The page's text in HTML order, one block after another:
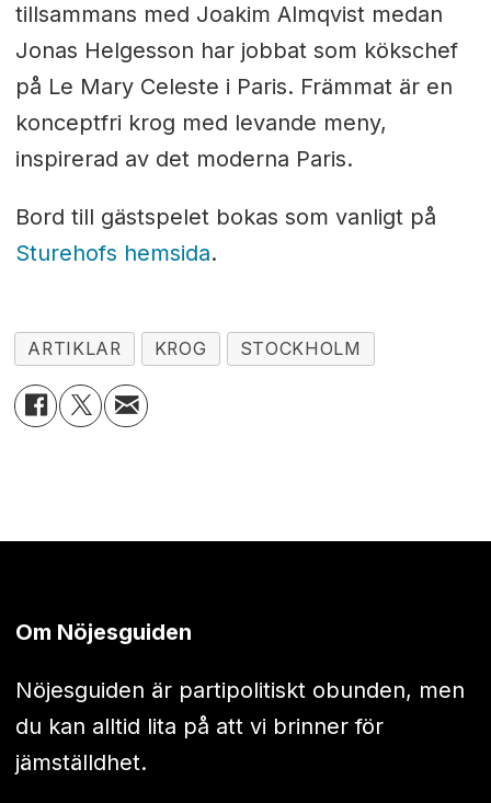
tillsammans med Joakim Almqvist medan
Jonas Helgesson har jobbat som kökschef
på Le Mary Celeste i Paris. Främmat är en
konceptfri krog med levande meny,
inspirerad av det moderna Paris.
Bord till gästspelet bokas som vanligt på
Sturehofs hemsida.
ARTIKLAR KROG STOCKHOLM
Om Nöjesguiden
Nöjesguiden är partipolitiskt obunden, men
du kan alltid lita på att vi brinner för
jämställdhet.